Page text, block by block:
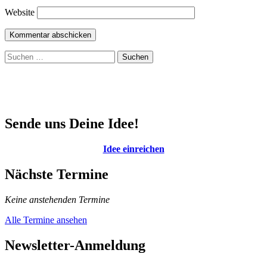
Website
Suchen
nach:
Sende uns Deine Idee!
Idee einreichen
Nächste Termine
Keine anstehenden Termine
Alle Termine ansehen
Newsletter-Anmeldung